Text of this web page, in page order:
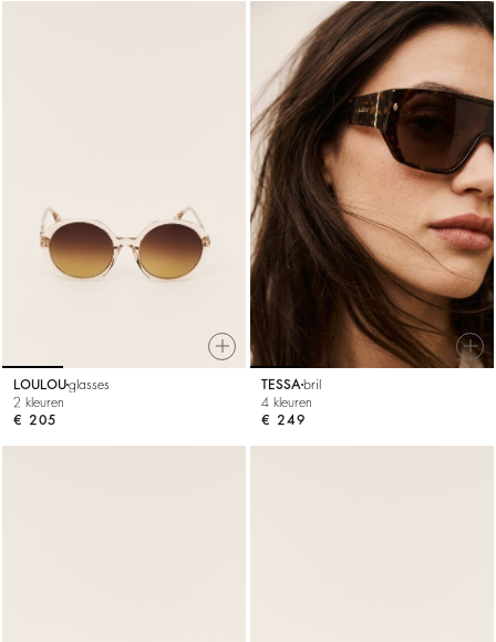
LOULOUglasses
2 kleuren
€ 205
TESSA bril
4 kleuren
€ 249